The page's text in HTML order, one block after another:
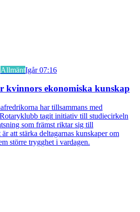
AllmäntIgår 07:16
kvinnors ekonomiska kunskap
har tillsammans med
tagit initiativ till studiecirkeln
som främst riktar sig till
att stärka deltagarnas kunskaper om
större trygghet i vardagen.